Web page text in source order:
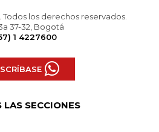
Todos los derechos reservados.
37-32, Bogotá
1 4227600
LAS SECCIONES